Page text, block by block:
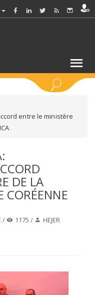
entre le ministère
DE LA
CORÉENNE
/ 1175 / HEJER